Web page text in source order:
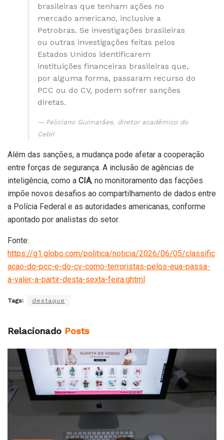
brasileiras que tenham ações no
mercado americano, inclusive a
Petrobras. Se investigações brasileiras
ou outras investigações feitas pelos
Estados Unidos identificarem
instituições financeiras brasileiras que,
por alguma forma, passaram recurso do
PCC ou do CV, podem sofrer sanções
diretas.
Feliciano Guimarães, diretor acadêmico do
Cebri
Além das sanções, a mudança pode afetar a cooperação
entre forças de segurança. A inclusão de agências de
inteligência, como a CIA, no monitoramento das facções
impõe novos desafios ao compartilhamento de dados entre
a Polícia Federal e as autoridades americanas, conforme
apontado por analistas do setor.
Fonte:
https://g1.globo.com/politica/noticia/2026/06/05/classific
acao-do-pcc-e-do-cv-como-terroristas-pelos-eua-passa-
a-valer-a-partir-desta-sexta-feira.ghtml
Tags: destaque
Relacionado Posts